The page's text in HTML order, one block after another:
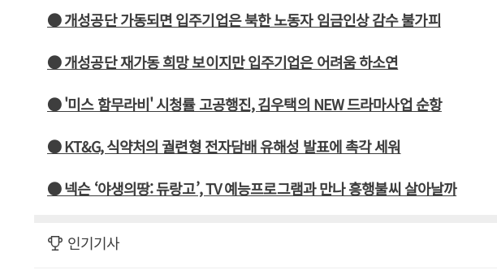
● 개성공단 가동되면 입주기업은 북한 노동자 임금인상 감수 불가피
● 개성공단 재가동 희망 보이지만 입주기업은 어려움 하소연
● '미스 함무라비' 시청률 고공행진, 김우택의 NEW 드라마사업 순항
● KT&G, 식약처의 궐련형 전자담배 유해성 발표에 촉각 세워
● 넥슨 ‘야생의땅: 듀랑고’, TV 예능프로그램과 만나 흥행불씨 살아날까
인기기사